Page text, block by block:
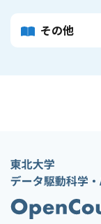
その他